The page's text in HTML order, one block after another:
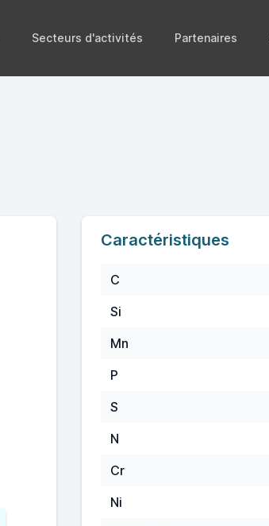
Secteurs d'activités Partenaires
Caractéristiques
C
Si
Mn
P
S
N
Cr
Ni